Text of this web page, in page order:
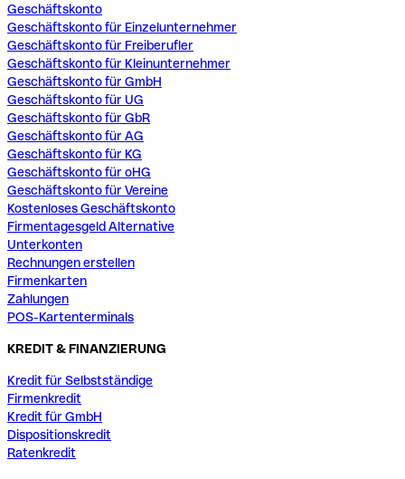
Geschäftskonto
Geschäftskonto für Einzelunternehmer
Geschäftskonto für Freiberufler
Geschäftskonto für Kleinunternehmer
Geschäftskonto für GmbH
Geschäftskonto für UG
Geschäftskonto für GbR
Geschäftskonto für AG
Geschäftskonto für KG
Geschäftskonto für oHG
Geschäftskonto für Vereine
Kostenloses Geschäftskonto
Firmentagesgeld Alternative
Unterkonten
Rechnungen erstellen
Firmenkarten
Zahlungen
POS-Kartenterminals
KREDIT & FINANZIERUNG
Kredit für Selbstständige
Firmenkredit
Kredit für GmbH
Dispositionskredit
Ratenkredit